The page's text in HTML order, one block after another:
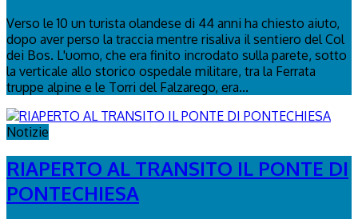
Verso le 10 un turista olandese di 44 anni ha chiesto aiuto,
dopo aver perso la traccia mentre risaliva il sentiero del Col
dei Bos. L'uomo, che era finito incrodato sulla parete, sotto
la verticale allo storico ospedale militare, tra la Ferrata
truppe alpine e le Torri del Falzarego, era...
Notizie
RIAPERTO AL TRANSITO IL PONTE DI
PONTECHIESA